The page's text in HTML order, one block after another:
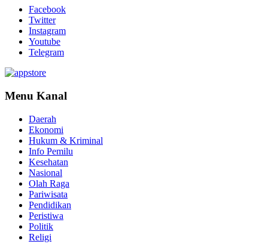
Facebook
Twitter
Instagram
Youtube
Telegram
Menu Kanal
Daerah
Ekonomi
Hukum & Kriminal
Info Pemilu
Kesehatan
Nasional
Olah Raga
Pariwisata
Pendidikan
Peristiwa
Politik
Religi